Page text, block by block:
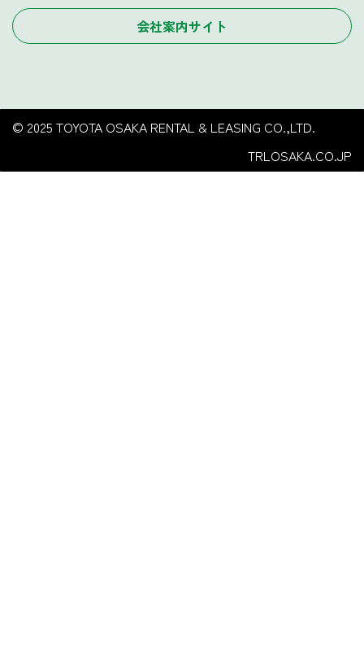
会社案内サイト
© 2025 TOYOTA OSAKA RENTAL & LEASING CO.,LTD.
TRLOSAKA.CO.JP